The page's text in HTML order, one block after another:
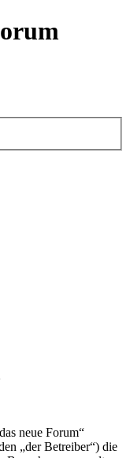
neue Forum“
„der Betreiber“) die